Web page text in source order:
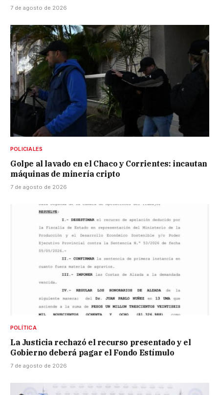
7 de agosto de 2026
POLICIALES
Golpe al lavado en el Chaco y Corrientes: incautan
máquinas de minería cripto
7 de agosto de 2026
POLÍTICA
La Justicia rechazó el recurso presentado y el
Gobierno deberá pagar el Fondo Estímulo
7 de agosto de 2026